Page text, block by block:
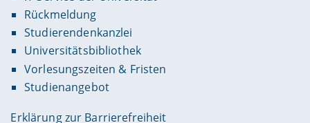
Rückmeldung
Studierendenkanzlei
Universitätsbibliothek
Vorlesungszeiten & Fristen
Studienangebot
Erklärung zur Barrierefreiheit